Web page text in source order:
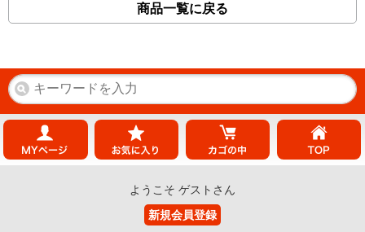
商品一覧に戻る
ようこそ ゲストさん
新規会員登録